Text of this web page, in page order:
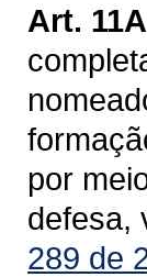
Art.
por
defesa,
289 de